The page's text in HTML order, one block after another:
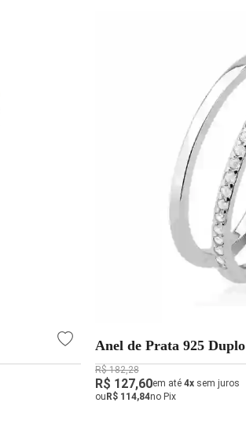
Anel de Prata 925
Zircônias
R$ 182,28
R$ 127,60em até 4xsem juros
ouR$ 114,84no Pix